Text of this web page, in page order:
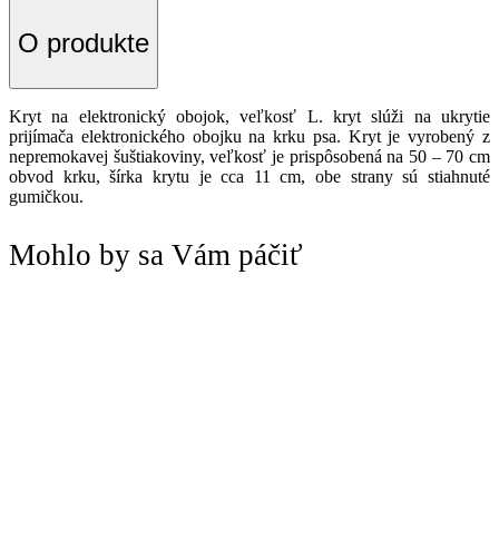
O produkte
Kryt na elektronický obojok, veľkosť L. kryt slúži na ukrytie
prijímača elektronického obojku na krku psa. Kryt je vyrobený z
nepremokavej šuštiakoviny, veľkosť je prispôsobená na 50 – 70 cm
obvod krku, šírka krytu je cca 11 cm, obe strany sú stiahnuté
gumičkou.
Mohlo by sa Vám páčiť